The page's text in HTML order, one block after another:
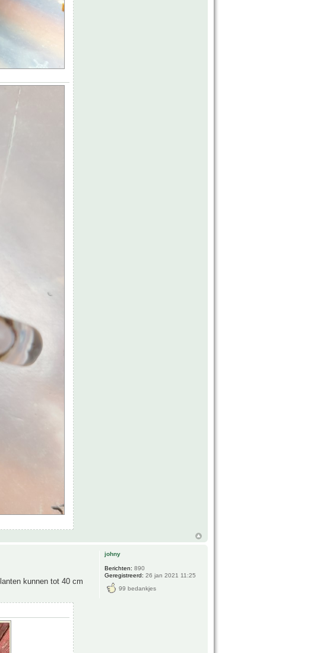
kunnen tot 40 cm
johny
Berichten: 890
Geregistreerd: 26 jan 2021 11:25
99 bedankjes